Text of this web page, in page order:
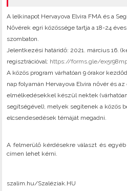
A lelkinapot Hervayova Elvira FMA és a
Nővérek egri közössége tartja a 18-24
szombaton.
Jelentkezési határidő: 2021. március 16.
regisztrációval: https://forms.gle/
A közös program várhatóan 9 órakor
nap folyamán Hervayova Elvira nővér és
elmélkedésekkel készül nektek
segítségével), melyek segítenek a közös
elcsendesedések témáját megadni.
A felmerülő kérdésekre választ és egyéb
címen lehet kérni.
szalim.hu/Szaléziak.HU